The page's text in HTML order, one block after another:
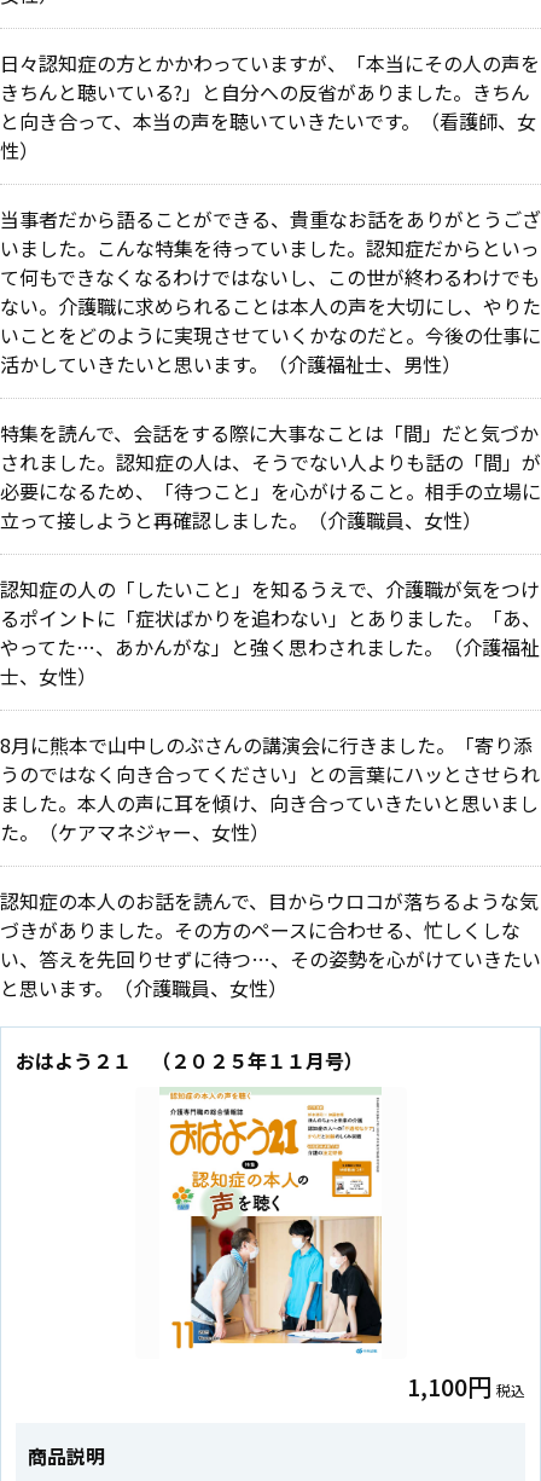
日々認知症の方とかかわっていますが、「本当にその人の声を
きちんと聴いている?」と自分への反省がありました。きちん
と向き合って、本当の声を聴いていきたいです。（看護師、女
性）
当事者だから語ることができる、貴重なお話をありがとうござ
いました。こんな特集を待っていました。認知症だからといっ
て何もできなくなるわけではないし、この世が終わるわけでも
ない。介護職に求められることは本人の声を大切にし、やりた
いことをどのように実現させていくかなのだと。今後の仕事に
活かしていきたいと思います。（介護福祉士、男性）
特集を読んで、会話をする際に大事なことは「間」だと気づか
されました。認知症の人は、そうでない人よりも話の「間」が
必要になるため、「待つこと」を心がけること。相手の立場に
立って接しようと再確認しました。（介護職員、女性）
認知症の人の「したいこと」を知るうえで、介護職が気をつけ
るポイントに「症状ばかりを追わない」とありました。「あ、
やってた…、あかんがな」と強く思わされました。（介護福祉
士、女性）
8月に熊本で山中しのぶさんの講演会に行きました。「寄り添
うのではなく向き合ってください」との言葉にハッとさせられ
ました。本人の声に耳を傾け、向き合っていきたいと思いまし
た。（ケアマネジャー、女性）
認知症の本人のお話を読んで、目からウロコが落ちるような気
づきがありました。その方のペースに合わせる、忙しくしな
い、答えを先回りせずに待つ…、その姿勢を心がけていきたい
と思います。（介護職員、女性）
おはよう２１ （２０２５年１１月号）
1,100円 税込
商品説明